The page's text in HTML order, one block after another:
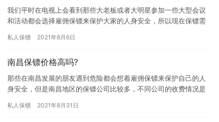
我们平时在电视上会看到那些大老板或者大明星参加一些大型会议
和活动都会选择雇佣保镖来保护大家的人身安全，所以现在保镖需
那北京…
私人保镖 2021年8月6日
南昌保镖价格高吗?
那些在南昌发展的朋友遇到危险都会想着雇佣保镖来保护自己的人
身安全，但是南昌地区的保镖公司比较多，不同公司的收费情况是
茫，所以…
私人保镖 2021年8月31日